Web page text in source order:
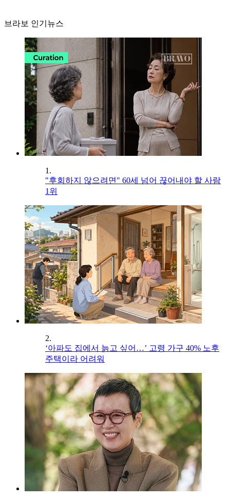
브라보 인기뉴스
1.
"후회하지 않으려면" 60세 넘어 끊어내야 할 사람
1위
2.
‘아파도 집에서 늙고 싶어…’ 고령 가구 40% 노후
주택이라 어려워